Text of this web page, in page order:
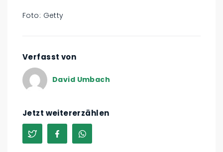
Foto: Getty
Verfasst von
David Umbach
Jetzt weitererzählen